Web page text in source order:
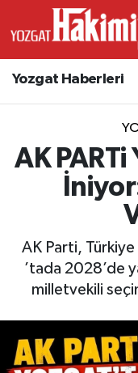
Yozgat Haberleri
AK PARTi
AK Parti,
’tada 2028’de
milletvekili